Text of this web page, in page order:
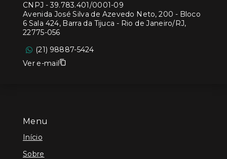
Menu
Início
Sobre
CNPJ -39.783.401/0001-09
Avenida José Silva de Azevedo Neto, 200 - Bloco
6 Sala 424, Barra da Tijuca - Rio de Janeiro/RJ,
22775-056
(21) 98887-5424
Ver e-mail